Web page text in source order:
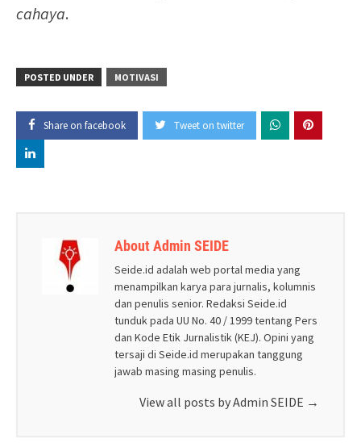
cahaya.
POSTED UNDER MOTIVASI
Share on facebook Tweet on twitter
About Admin SEIDE
Seide.id adalah web portal media yang
menampilkan karya para jurnalis, kolumnis
dan penulis senior. Redaksi Seide.id
tunduk pada UU No. 40 / 1999 tentang Pers
dan Kode Etik Jurnalistik (KEJ). Opini yang
tersaji di Seide.id merupakan tanggung
jawab masing masing penulis.
View all posts by Admin SEIDE →